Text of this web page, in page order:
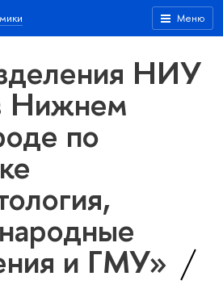
Меню
НИУ
по
и ГМУ»